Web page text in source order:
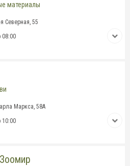
материалы
Северная, 55
08:00
Маркса, 58А
10:00